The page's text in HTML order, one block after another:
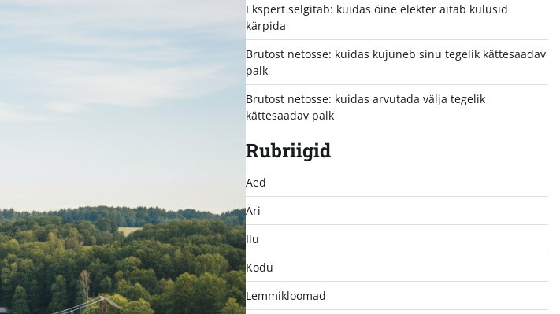
Ekspert selgitab: kuidas öine elekter aitab kulusid
kärpida
Brutost netosse: kuidas kujuneb sinu tegelik kättesaadav
palk
Brutost netosse: kuidas arvutada välja tegelik
kättesaadav palk
Rubriigid
Aed
Äri
Ilu
Kodu
Lemmikloomad